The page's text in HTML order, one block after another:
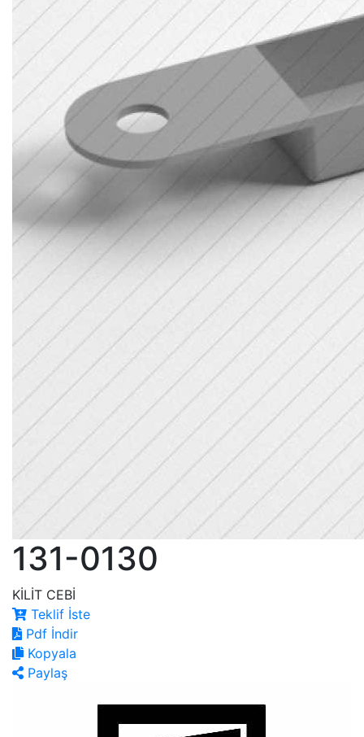
131-0130
KİLİT CEBİ
Teklif İste
Pdf İndir
Kopyala
Paylaş